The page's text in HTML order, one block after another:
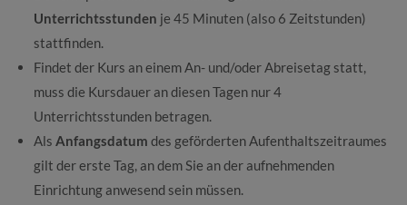
Unterrichtsstunden je 45 Minuten (also 6 Zeitstunden)
stattfinden.
Findet der Kurs an einem An- und/oder Abreisetag statt,
muss die Kursdauer an diesen Tagen nur 4
Unterrichtsstunden betragen.
Als Anfangsdatum des geförderten Aufenthaltszeitraumes
gilt der erste Tag, an dem Sie an der aufnehmenden
Einrichtung anwesend sein müssen.